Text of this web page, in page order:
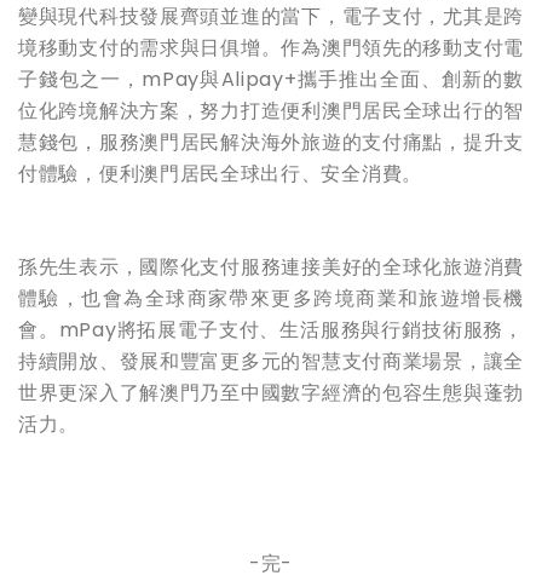
變與現代科技發展齊頭並進的當下，電子支付，尤其是跨
境移動支付的需求與日俱增。作為澳門領先的移動支付電
子錢包之一， mPay與Alipay+攜手推出全面、創新的數
位化跨境解決方案，努力打造便利澳門居民全球出行的智
慧錢包，服務澳門居民解決海外旅遊的支付痛點，提升支
付體驗，便利澳門居民全球出行、安全消費。
孫先生表示，國際化支付服務連接美好的全球化旅遊消費
體驗，也會為全球商家帶來更多跨境商業和旅遊增長機
會。 mPay將拓展電子支付、生活服務與行銷技術服務，
持續開放、發展和豐富更多元的智慧支付商業場景，讓全
世界更深入了解澳門乃至中國數字經濟的包容生態與蓬勃
活力。
-完-